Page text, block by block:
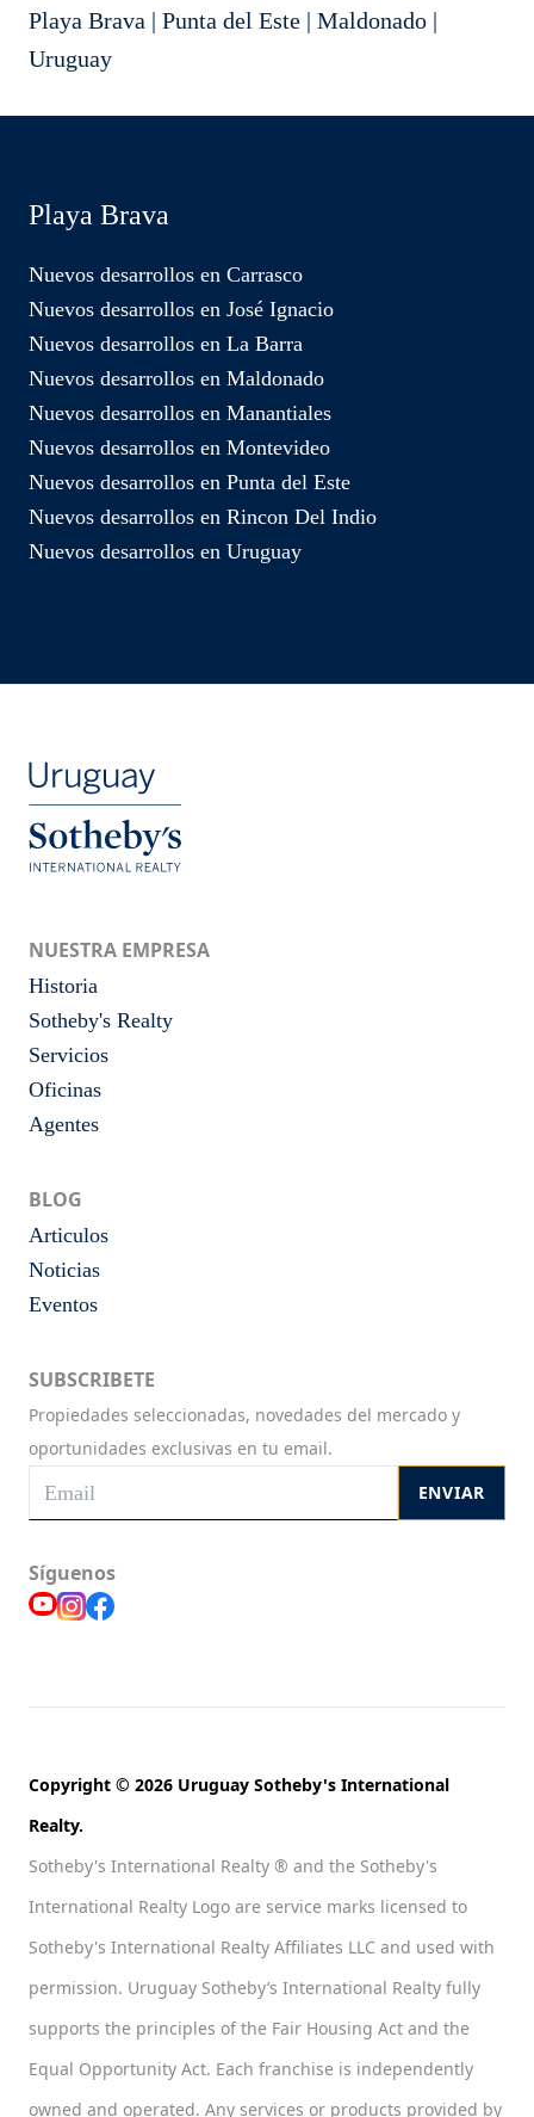
Playa Brava | Punta del Este | Maldonado |
Uruguay
Playa Brava
Nuevos desarrollos en Carrasco
Nuevos desarrollos en José Ignacio
Nuevos desarrollos en La Barra
Nuevos desarrollos en Maldonado
Nuevos desarrollos en Manantiales
Nuevos desarrollos en Montevideo
Nuevos desarrollos en Punta del Este
Nuevos desarrollos en Rincon Del Indio
Nuevos desarrollos en Uruguay
NUESTRA EMPRESA
Historia
Sotheby's Realty
Servicios
Oficinas
Agentes
BLOG
Articulos
Noticias
Eventos
SUBSCRIBETE
Propiedades seleccionadas, novedades del mercado y
oportunidades exclusivas en tu email.
ENVIAR
Síguenos
Copyright © 2026 Uruguay Sotheby's International
Realty.
Sotheby's International Realty ® and the Sotheby's
International Realty Logo are service marks licensed to
Sotheby's International Realty Affiliates LLC and used with
permission. Uruguay Sotheby’s International Realty fully
supports the principles of the Fair Housing Act and the
Equal Opportunity Act. Each franchise is independently
owned and operated. Any services or products provided by